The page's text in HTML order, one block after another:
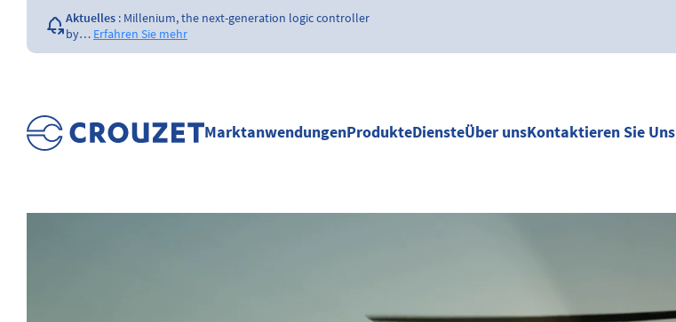
Aktuelles : Millenium, the next-generation logic controller
by… Erfahren Sie mehr
Aktuelles:Opening of a Crouzet FAA &
Aktuelles:What is a counter ? Erfahren Sie mehr
MarktanwendungenProdukteDiensteÜber unsKontaktieren Sie Uns